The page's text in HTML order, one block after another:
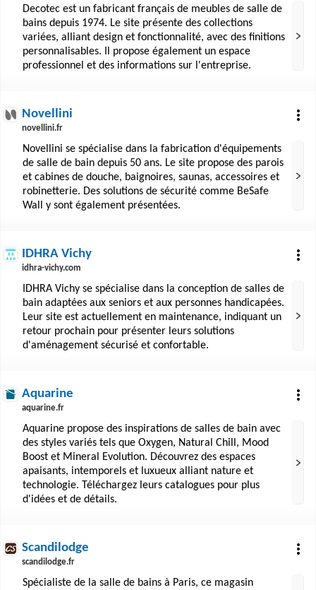
Decotec est un fabricant français de meubles de salle de
bains depuis 1974. Le site présente des collections
variées, alliant design et fonctionnalité, avec des finitions
personnalisables. Il propose également un espace
professionnel et des informations sur l'entreprise.
Novellini
novellini.fr
Novellini se spécialise dans la fabrication d'équipements
de salle de bain depuis 50 ans. Le site propose des parois
et cabines de douche, baignoires, saunas, accessoires et
robinetterie. Des solutions de sécurité comme BeSafe
Wall y sont également présentées.
IDHRA Vichy
idhra-vichy.com
IDHRA Vichy se spécialise dans la conception de salles de
bain adaptées aux seniors et aux personnes handicapées.
Leur site est actuellement en maintenance, indiquant un
retour prochain pour présenter leurs solutions
d'aménagement sécurisé et confortable.
Aquarine
aquarine.fr
Aquarine propose des inspirations de salles de bain avec
des styles variés tels que Oxygen, Natural Chill, Mood
Boost et Mineral Evolution. Découvrez des espaces
apaisants, intemporels et luxueux alliant nature et
technologie. Téléchargez leurs catalogues pour plus
d'idées et de détails.
Scandilodge
scandilodge.fr
Spécialiste de la salle de bains à Paris, ce magasin